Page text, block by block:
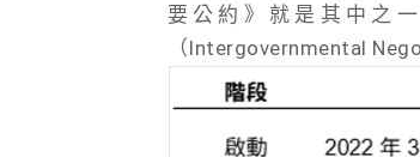
要公約》就是其中之
（Intergovernmental